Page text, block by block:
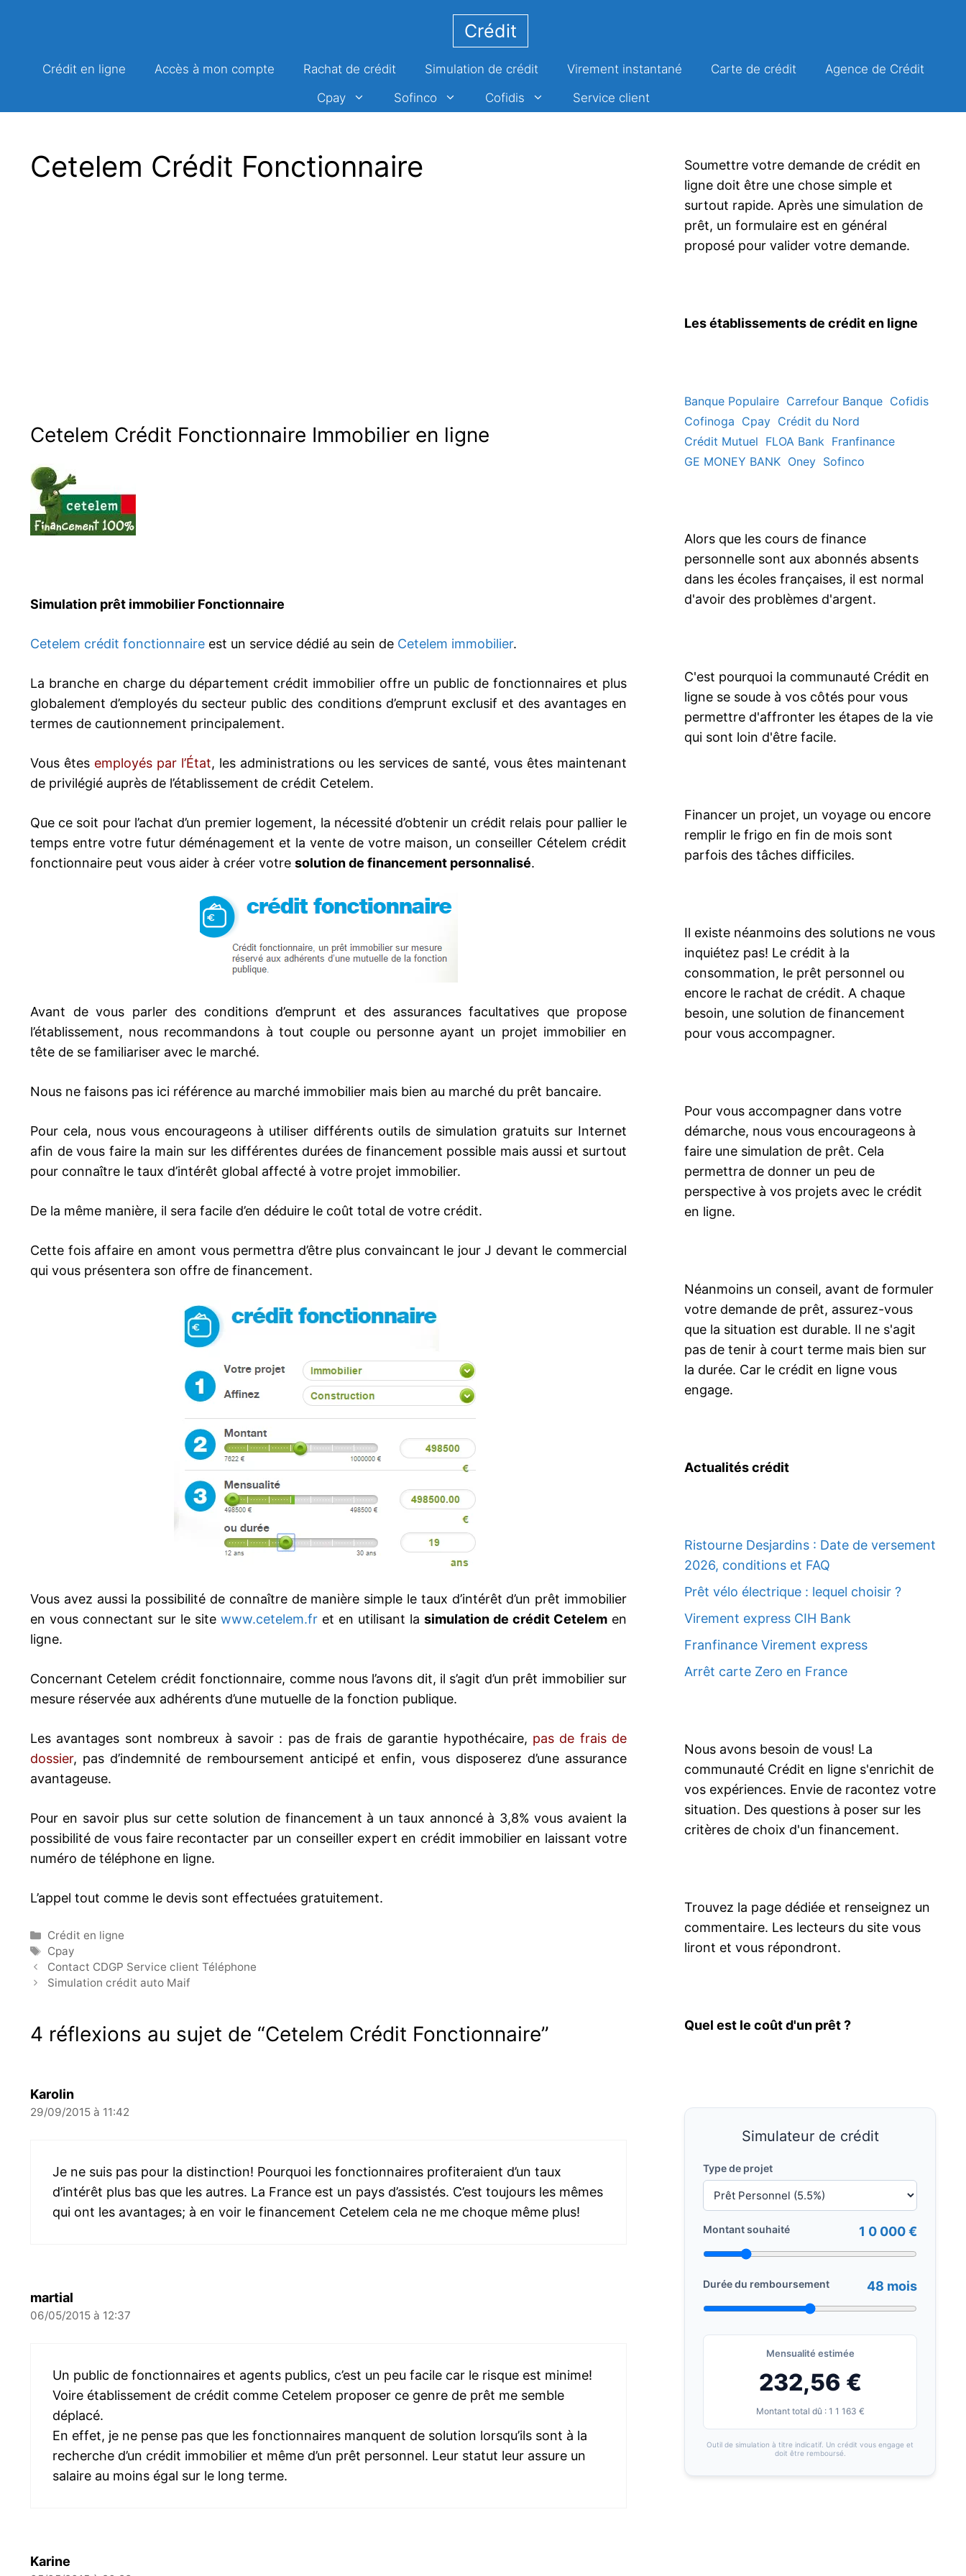
Crédit
Crédit en ligne Accès à mon compte Rachat de crédit Simulation de crédit Virement instantané Carte de crédit
Agence de Crédit
Cpay
Sofinco Cofidis Service client
Cetelem Crédit Fonctionnaire
Cetelem Crédit Fonctionnaire Immobilier en ligne
Simulation prêt immobilier Fonctionnaire
Cetelem crédit fonctionnaire est un service dédié au sein de Cetelem immobilier.
La branche en charge du département crédit immobilier offre un public de fonctionnaires et plus
globalement d’employés du secteur public des conditions d’emprunt exclusif et des avantages en
termes de cautionnement principalement.
Vous êtes employés par l’État, les administrations ou les services de santé, vous êtes maintenant
de privilégié auprès de l’établissement de crédit Cetelem.
Que ce soit pour l’achat d’un premier logement, la nécessité d’obtenir un crédit relais pour pallier le
temps entre votre futur déménagement et la vente de votre maison, un conseiller Cételem crédit
fonctionnaire peut vous aider à créer votre solution de financement personnalisé.
Avant de vous parler des conditions d’emprunt et des assurances facultatives que propose
l’établissement, nous recommandons à tout couple ou personne ayant un projet immobilier en
tête de se familiariser avec le marché.
Nous ne faisons pas ici référence au marché immobilier mais bien au marché du prêt bancaire.
Pour cela, nous vous encourageons à utiliser différents outils de simulation gratuits sur Internet
afin de vous faire la main sur les différentes durées de financement possible mais aussi et surtout
pour connaître le taux d’intérêt global affecté à votre projet immobilier.
De la même manière, il sera facile d’en déduire le coût total de votre crédit.
Cette fois affaire en amont vous permettra d’être plus convaincant le jour J devant le commercial
qui vous présentera son offre de financement.
Vous avez aussi la possibilité de connaître de manière simple le taux d’intérêt d’un prêt immobilier
en vous connectant sur le site www.cetelem.fr et en utilisant la simulation de crédit Cetelem en
ligne.
Concernant Cetelem crédit fonctionnaire, comme nous l’avons dit, il s’agit d’un prêt immobilier sur
mesure réservée aux adhérents d’une mutuelle de la fonction publique.
Les avantages sont nombreux à savoir : pas de frais de garantie hypothécaire, pas de frais de
dossier, pas d’indemnité de remboursement anticipé et enfin, vous disposerez d’une assurance
avantageuse.
Pour en savoir plus sur cette solution de financement à un taux annoncé à 3,8% vous avaient la
possibilité de vous faire recontacter par un conseiller expert en crédit immobilier en laissant votre
numéro de téléphone en ligne.
L’appel tout comme le devis sont effectuées gratuitement.
Catégories
Crédit en ligne
Étiquettes
Cpay
Contact CDGP Service client Téléphone
Simulation crédit auto Maif
4 réflexions au sujet de “Cetelem Crédit Fonctionnaire”
Karolin
29/09/2015 à 11:42
Je ne suis pas pour la distinction! Pourquoi les fonctionnaires profiteraient d’un taux
d’intérêt plus bas que les autres. La France est un pays d’assistés. C’est toujours les mêmes
qui ont les avantages; à en voir le financement Cetelem cela ne me choque même plus!
martial
06/05/2015 à 12:37
Un public de fonctionnaires et agents publics, c’est un peu facile car le risque est minime!
Voire établissement de crédit comme Cetelem proposer ce genre de prêt me semble
déplacé.
En effet, je ne pense pas que les fonctionnaires manquent de solution lorsqu’ils sont à la
recherche d’un crédit immobilier et même d’un prêt personnel. Leur statut leur assure un
salaire au moins égal sur le long terme.
Karine
Soumettre votre demande de crédit en
ligne doit être une chose simple et
surtout rapide. Après une simulation de
prêt, un formulaire est en général
proposé pour valider votre demande.
Les établissements de crédit en ligne
Banque Populaire Carrefour Banque Cofidis
Cofinoga Cpay Crédit du Nord
Crédit Mutuel FLOA Bank Franfinance
GE MONEY BANK Oney Sofinco
Alors que les cours de finance
personnelle sont aux abonnés absents
dans les écoles françaises, il est normal
d'avoir des problèmes d'argent.
C'est pourquoi la communauté Crédit en
ligne se soude à vos côtés pour vous
permettre d'affronter les étapes de la vie
qui sont loin d'être facile.
Financer un projet, un voyage ou encore
remplir le frigo en fin de mois sont
parfois des tâches difficiles.
Il existe néanmoins des solutions ne vous
inquiétez pas! Le crédit à la
consommation, le prêt personnel ou
encore le rachat de crédit. A chaque
besoin, une solution de financement
pour vous accompagner.
Pour vous accompagner dans votre
démarche, nous vous encourageons à
faire une simulation de prêt. Cela
permettra de donner un peu de
perspective à vos projets avec le crédit
en ligne.
Néanmoins un conseil, avant de formuler
votre demande de prêt, assurez-vous
que la situation est durable. Il ne s'agit
pas de tenir à court terme mais bien sur
la durée. Car le crédit en ligne vous
engage.
Actualités crédit
Ristourne Desjardins : Date de versement
2026, conditions et FAQ
Prêt vélo électrique : lequel choisir ?
Virement express CIH Bank
Franfinance Virement express
Arrêt carte Zero en France
Nous avons besoin de vous! La
communauté Crédit en ligne s'enrichit de
vos expériences. Envie de racontez votre
situation. Des questions à poser sur les
critères de choix d'un financement.
Trouvez la page dédiée et renseignez un
commentaire. Les lecteurs du site vous
liront et vous répondront.
Quel est le coût d'un prêt ?
Simulateur de crédit
Type de projet
Montant souhaité 1 0 000 €
Durée du remboursement 48 mois
Mensualité estimée
232,56 €
Montant total dû : 1 1 163 €
Outil de simulation à titre indicatif. Un crédit vous engage et
doit être remboursé.